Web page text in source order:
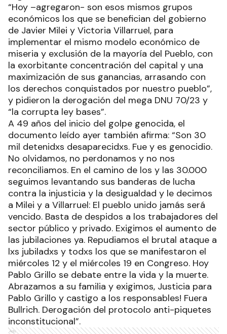
“Hoy –agregaron- son esos mismos grupos
económicos los que se benefician del gobierno
de Javier Milei y Victoria Villarruel, para
implementar el mismo modelo económico de
miseria y exclusión de la mayoría del Pueblo, con
la exorbitante concentración del capital y una
maximización de sus ganancias, arrasando con
los derechos conquistados por nuestro pueblo”,
y pidieron la derogación del mega DNU 70/23 y
“la corrupta ley bases”.
A 49 años del inicio del golpe genocida, el
documento leído ayer también afirma: “Son 30
mil detenidxs desaparecidxs. Fue y es genocidio.
No olvidamos, no perdonamos y no nos
reconciliamos. En el camino de los y las 30.000
seguimos levantando sus banderas de lucha
contra la injusticia y la desigualdad y le decimos
a Milei y a Villarruel: El pueblo unido jamás será
vencido. Basta de despidos a los trabajadores del
sector público y privado. Exigimos el aumento de
las jubilaciones ya. Repudiamos el brutal ataque a
lxs jubiladxs y todxs los que se manifestaron el
miércoles 12 y el miércoles 19 en Congreso. Hoy
Pablo Grillo se debate entre la vida y la muerte.
Abrazamos a su familia y exigimos, Justicia para
Pablo Grillo y castigo a los responsables! Fuera
Bullrich. Derogación del protocolo anti-piquetes
inconstitucional”.
Ads